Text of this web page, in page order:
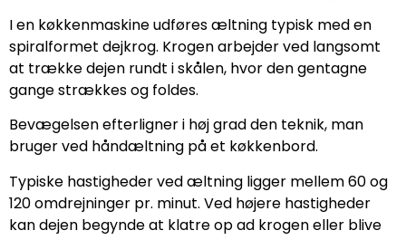
I en køkkenmaskine udføres æltning typisk med en
spiralformet dejkrog. Krogen arbejder ved langsomt
at trække dejen rundt i skålen, hvor den gentagne
gange strækkes og foldes.
Bevægelsen efterligner i høj grad den teknik, man
bruger ved håndæltning på et køkkenbord.
Typiske hastigheder ved æltning ligger mellem 60 og
120 omdrejninger pr. minut. Ved højere hastigheder
kan dejen begynde at klatre op ad krogen eller blive